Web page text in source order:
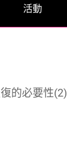
活動
的必要性(2)